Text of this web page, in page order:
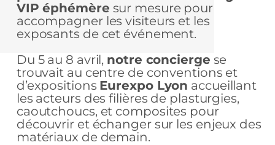
VIP éphémère sur mesure pour
accompagner les visiteurs et les
exposants de cet événement.
Du 5 au 8 avril, notre concierge se
trouvait au centre de conventions et
d’expositions Eurexpo Lyon accueillant
les acteurs des filières de plasturgies,
caoutchoucs, et composites pour
découvrir et échanger sur les enjeux des
matériaux de demain.